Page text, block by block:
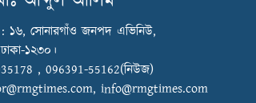
১৬, সোনারগাঁও জনপদ এভিনিউ,
১২৩০।
, 096391-55162(নিউজ)
, info@rmgtimes.com